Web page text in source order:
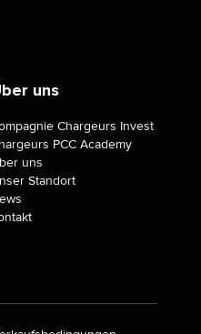
uns
Chargeurs Invest
PCC Academy
uns
Standort